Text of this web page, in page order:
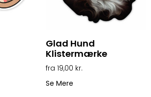
Glad Hund
Klistermærke
19,00 kr.
Se Mere